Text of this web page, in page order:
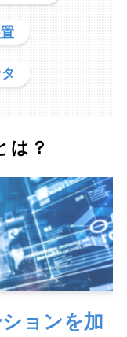
は？
ョンを加